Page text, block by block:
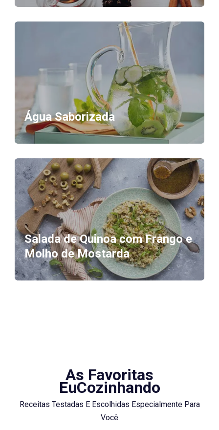
Água Saborizada
Salada de Quinoa com Frango e
Molho de Mostarda
As Favoritas
EuCozinhando
Receitas Testadas E Escolhidas Especialmente Para
Você